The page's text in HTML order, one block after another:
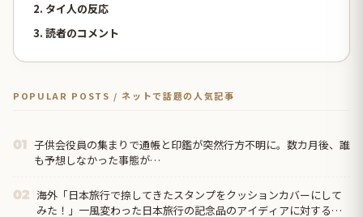
2. タイ人の反応
3. 読者のコメント
POPULAR POSTS / ネットで話題の人気記事
01 子供会役員の集まりで通帳と印鑑が突然行方不明に。数カ月後、誰
も予想しなかった事態が…
02 海外「日本旅行で捺してきたスタンプをクッションカバーにして
みた！」一風変わった日本旅行の記念品のアイディアに対する海